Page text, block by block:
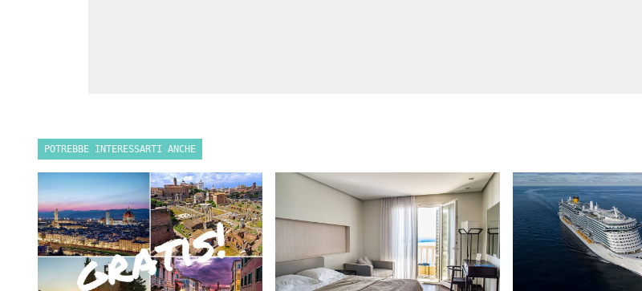
POTREBBE INTERESSARTI ANCHE